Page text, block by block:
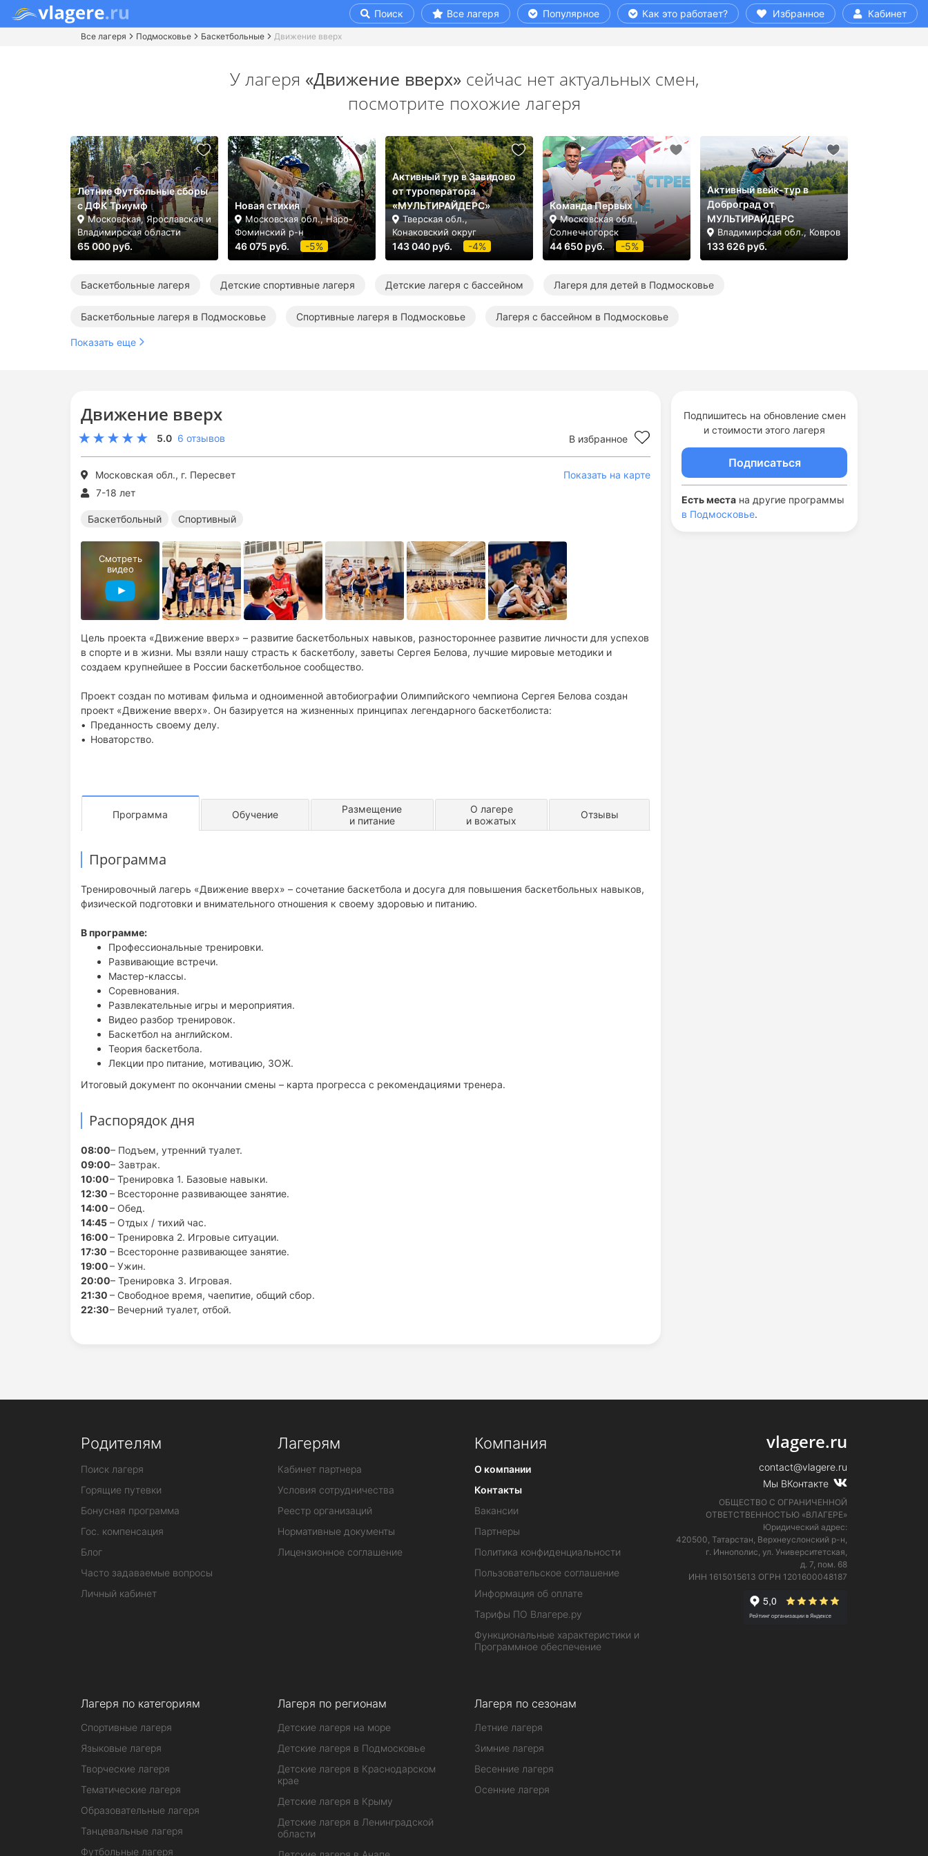
Поиск Все лагеря Популярное Как это работает? Избранное Кабинет
Все лагеря Подмосковье Баскетбольные Движение вверх
Движение вверх
5.0 6 отзывов В избранное
Московская обл., г. Пересвет
Показать на карте
7-18 лет
Баскетбольный Спортивный
Цель проекта «Движение вверх» – развитие баскетбольных навыков, разностороннее развитие личности для успехов
в спорте и в жизни. Мы взяли нашу страсть к баскетболу, заветы Сергея Белова, лучшие мировые методики и
создаем крупнейшее в России баскетбольное сообщество.
Проект создан по мотивам фильма и одноименной автобиографии Олимпийского чемпиона Сергея Белова создан
проект «Движение вверх». Он базируется на жизненных принципах легендарного баскетболиста:
Преданность своему делу.
Новаторство.
Смотреть
видео
Программа Обучение
Размещение
и питание
О лагере
и вожатых
Отзывы
Программа
Тренировочный лагерь «Движение вверх» – сочетание баскетбола и досуга для повышения баскетбольных навыков,
физической подготовки и внимательного отношения к своему здоровью и питанию.
В программе:
Профессиональные тренировки.
Развивающие встречи.
Мастер-классы.
Соревнования.
Развлекательные игры и мероприятия.
Видео разбор тренировок.
Баскетбол на английском.
Теория баскетбола.
Лекции про питание, мотивацию, ЗОЖ.
Итоговый документ по окончании смены – карта прогресса с рекомендациями тренера.
Распорядок дня
08:00– Подъем, утренний туалет.
09:00– Завтрак.
10:00– Тренировка 1. Базовые навыки.
12:30 – Всесторонне развивающее занятие.
14:00– Обед.
14:45 – Отдых / тихий час.
16:00– Тренировка 2. Игровые ситуации.
17:30 – Всесторонне развивающее занятие.
19:00– Ужин.
20:00– Тренировка 3. Игровая.
21:30 – Свободное время, чаепитие, общий сбор.
22:30– Вечерний туалет, отбой.
Подпишитесь на обновление смен
и стоимости этого лагеря
Подписаться
Есть места на другие программы
в Подмосковье.
У лагеря «Движение вверх»сейчас нет актуальных смен,
посмотрите похожие лагеря
Летние Футбольные сборы
с ДФК Триумф
Московская, Ярославская и
Владимирская области
65 000 руб.
Новая стихия
Московская обл., Наро-
Фоминский р-н
46 075 руб. -5%
Активный тур в Завидово
от туроператора
«МУЛЬТИРАЙДЕРС»
Тверская обл.,
Конаковский округ
143 040 руб. -4%
Команда Первых
Московская обл.,
Солнечногорск
44 650 руб. -5%
Активный вейк-тур в
Доброград от
МУЛЬТИРАЙДЕРС
Владимирская обл., Ковров
133 626 руб.
Баскетбольные лагеря Детские спортивные лагеря Детские лагеря с бассейном Лагеря для детей в Подмосковье
Баскетбольные лагеря в Подмосковье Спортивные лагеря в Подмосковье Лагеря с бассейном в Подмосковье
Показать еще
Родителям
Поиск лагеря
Горящие путевки
Бонусная программа
Гос. компенсация
Блог
Часто задаваемые вопросы
Личный кабинет
Лагерям
Кабинет партнера
Условия сотрудничества
Реестр организаций
Нормативные документы
Лицензионное соглашение
Компания
О компании
Контакты
Вакансии
Партнеры
Политика конфиденциальности
Пользовательское соглашение
Информация об оплате
Тарифы ПО Влагере.ру
Функциональные характеристики и
Программное обеспечение
Лагеря по категориям
Спортивные лагеря
Языковые лагеря
Творческие лагеря
Тематические лагеря
Образовательные лагеря
Танцевальные лагеря
Футбольные лагеря
Лагеря по регионам
Детские лагеря на море
Детские лагеря в Подмосковье
Детские лагеря в Краснодарском
крае
Детские лагеря в Крыму
Детские лагеря в Ленинградской
области
Лагеря по сезонам
Летние лагеря
Зимние лагеря
Весенние лагеря
Осенние лагеря
vlagere.ru
contact@vlagere.ru
Мы ВКонтакте
ОБЩЕСТВО С ОГРАНИЧЕННОЙ
ОТВЕТСТВЕННОСТЬЮ «ВЛАГЕРЕ»
Юридический адрес:
420500, Татарстан, Верхнеуслонский р-н,
г. Иннополис, ул. Университетская,
д. 7, пом. 68
ИНН 1615015613 ОГРН 1201600048187